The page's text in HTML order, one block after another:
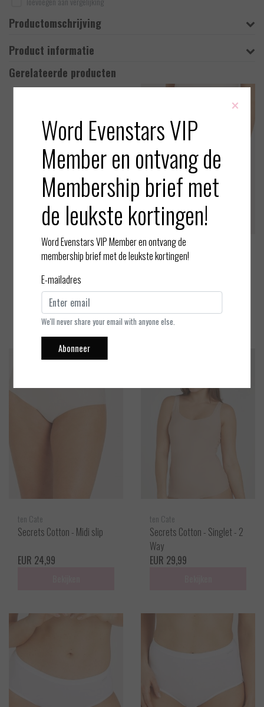
Productomschrijving
Product informatie
Gerelateerde producten
ten Cate
EUR 22,99
Bekijken
ten Cate
EUR 24,99
Bekijken
ten Cate
Secrets Cotton - Midi slip
EUR 24,99
ten Cate
Secrets Cotton - Singlet - 2
Way
EUR 29,99
×
Word Evenstars VIP
Member en ontvang de
Membership brief met
de leukste kortingen!
Word Evenstars VIP Member en ontvang de
membership brief met de leukste kortingen!
E-mailadres
We'll never share your email with anyone else.
Abonneer